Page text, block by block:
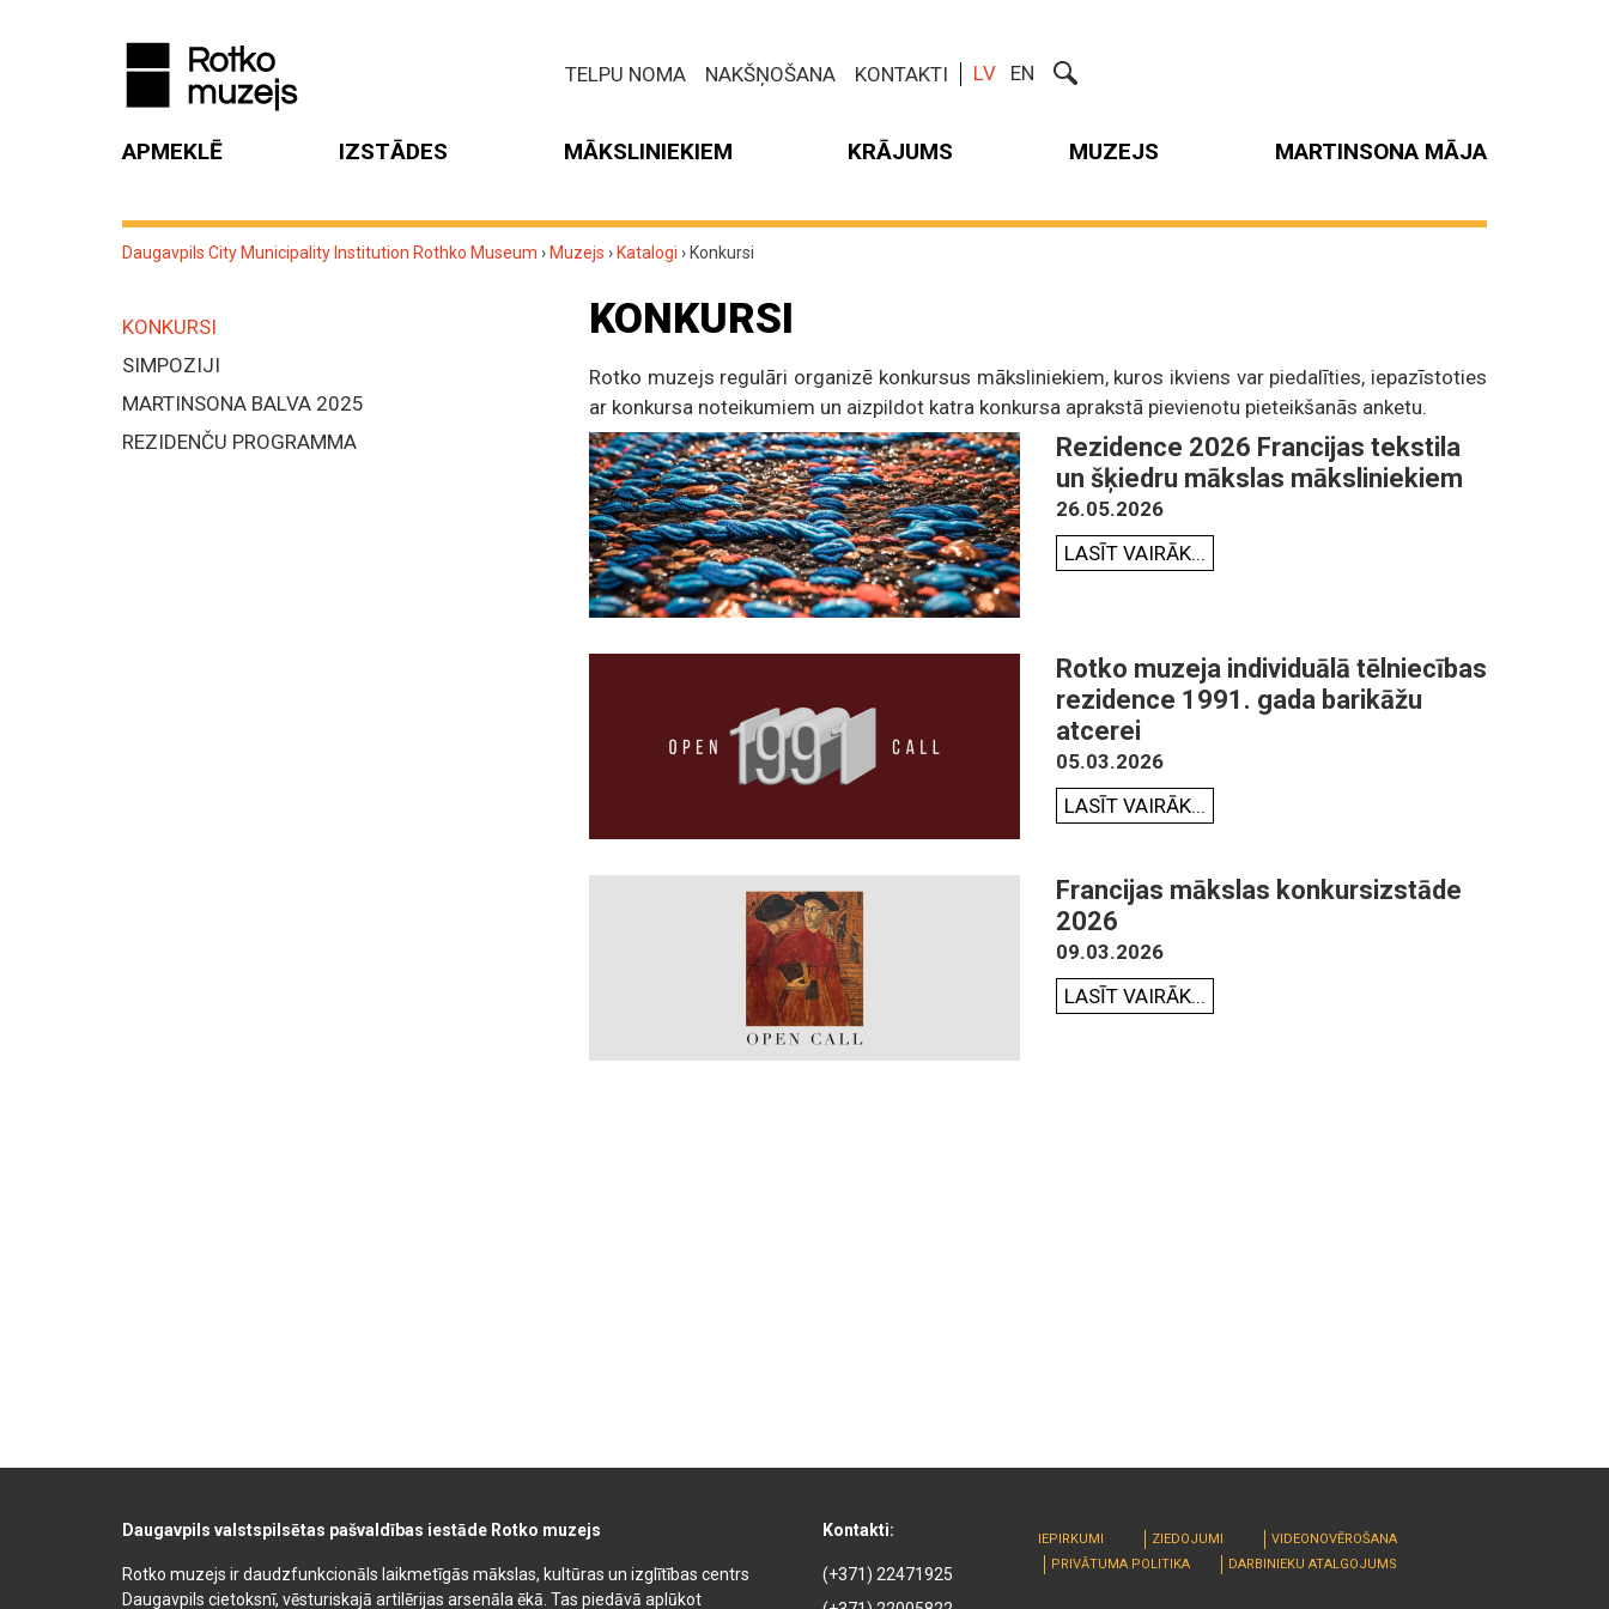
TELPU NOMA NAKŠŅOŠANA KONTAKTI LV EN
APMEKLĒ IZSTĀDES MĀKSLINIEKIEM KRĀJUMS MUZEJS MARTINSONA MĀJA
Daugavpils City Municipality Institution Rothko Museum ›Muzejs ›Katalogi ›Konkursi
KONKURSI
SIMPOZIJI
MARTINSONA BALVA 2025
REZIDENČU PROGRAMMA
KONKURSI
Rotko muzejs regulāri organizē konkursus māksliniekiem, kuros ikviens var piedalīties, iepazīstoties
ar konkursa noteikumiem un aizpildot katra konkursa aprakstā pievienotu pieteikšanās anketu.
Rezidence 2026 Francijas tekstila
un šķiedru mākslas māksliniekiem
26.05.2026
LASĪT VAIRĀK...
Rotko muzeja individuālā tēlniecības
rezidence 1991. gada barikāžu
atcerei
05.03.2026
LASĪT VAIRĀK...
Francijas mākslas konkursizstāde
2026
09.03.2026
LASĪT VAIRĀK...
Daugavpils valstspilsētas pašvaldības iestāde Rotko muzejs
Rotko muzejs ir daudzfunkcionāls laikmetīgās mākslas, kultūras un izglītības centrs
Daugavpils cietoksnī, vēsturiskajā artilērijas arsenāla ēkā. Tas piedāvā aplūkot
Kontakti:
(+371) 22471925
IEPIRKUMI ZIEDOJUMI
VIDEONOVĒROŠANA
PRIVĀTUMA POLITIKA
DARBINIEKU ATALGOJUMS